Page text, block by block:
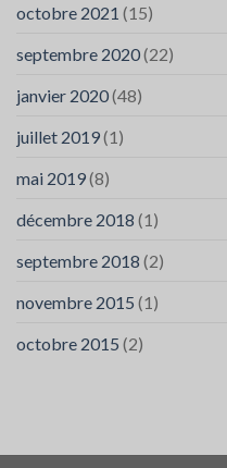
octobre 2021 (15)
septembre 2020(22)
janvier 2020(48)
juillet 2019(1)
mai 2019(8)
décembre 2018 (1)
septembre 2018 (2)
novembre 2015 (1)
octobre 2015 (2)